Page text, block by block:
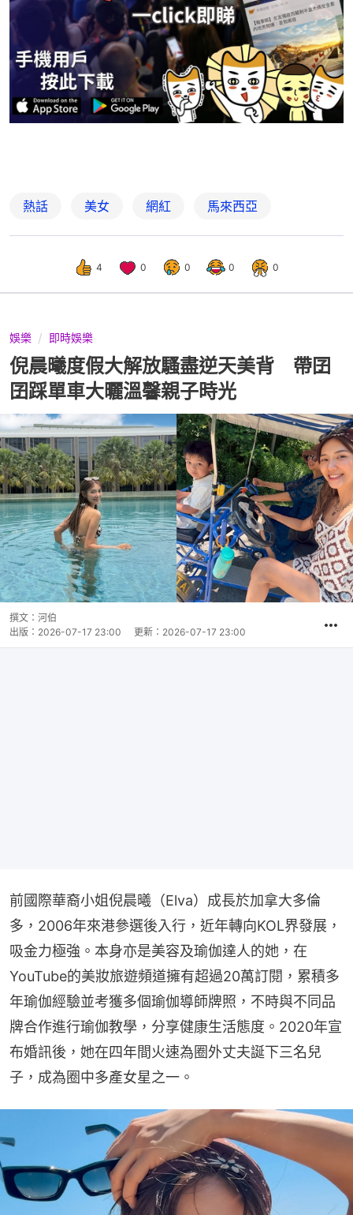
熱話 美女 網紅 馬來西亞
4 0 0 0 0
娛樂 即時娛樂
倪晨曦度假大解放騷盡逆天美背 帶囝
囝踩單車大曬溫馨親子時光
撰文： 河伯
出版： 2026-07-17 23:00 更新： 2026-07-17 23:00
前國際華裔小姐倪晨曦（Elva）成長於加拿大多倫
多，2006年來港參選後入行，近年轉向KOL界發展，
吸金力極強。本身亦是美容及瑜伽達人的她，在
YouTube的美妝旅遊頻道擁有超過20萬訂閱，累積多
年瑜伽經驗並考獲多個瑜伽導師牌照，不時與不同品
牌合作進行瑜伽教學，分享健康生活態度。2020年宣
布婚訊後，她在四年間火速為圈外丈夫誕下三名兒
子，成為圈中多產女星之一。